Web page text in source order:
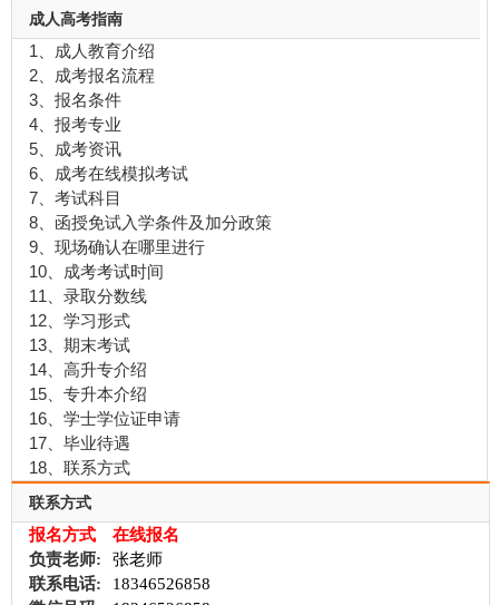
成人高考指南
1、成人教育介绍
2、成考报名流程
3、报名条件
4、报考专业
5、成考资讯
6、成考在线模拟考试
7、考试科目
8、函授免试入学条件及加分政策
9、现场确认在哪里进行
10、成考考试时间
11、录取分数线
12、学习形式
13、期末考试
14、高升专介绍
15、专升本介绍
16、学士学位证申请
17、毕业待遇
18、联系方式
联系方式
报名方式
在线报名
负责老师:
张老师
联系电话:
18346526858